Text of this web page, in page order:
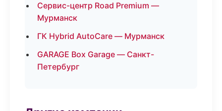
Сервис-центр Road Premium —
Мурманск
ГК Hybrid AutoCare — Мурманск
GARAGE Box Garage — Санкт-
Петербург